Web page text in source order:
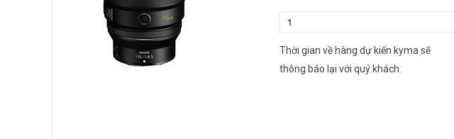
Thời gian về hàng dự kiến kyma sẽ
thông báo lại với quý khách.